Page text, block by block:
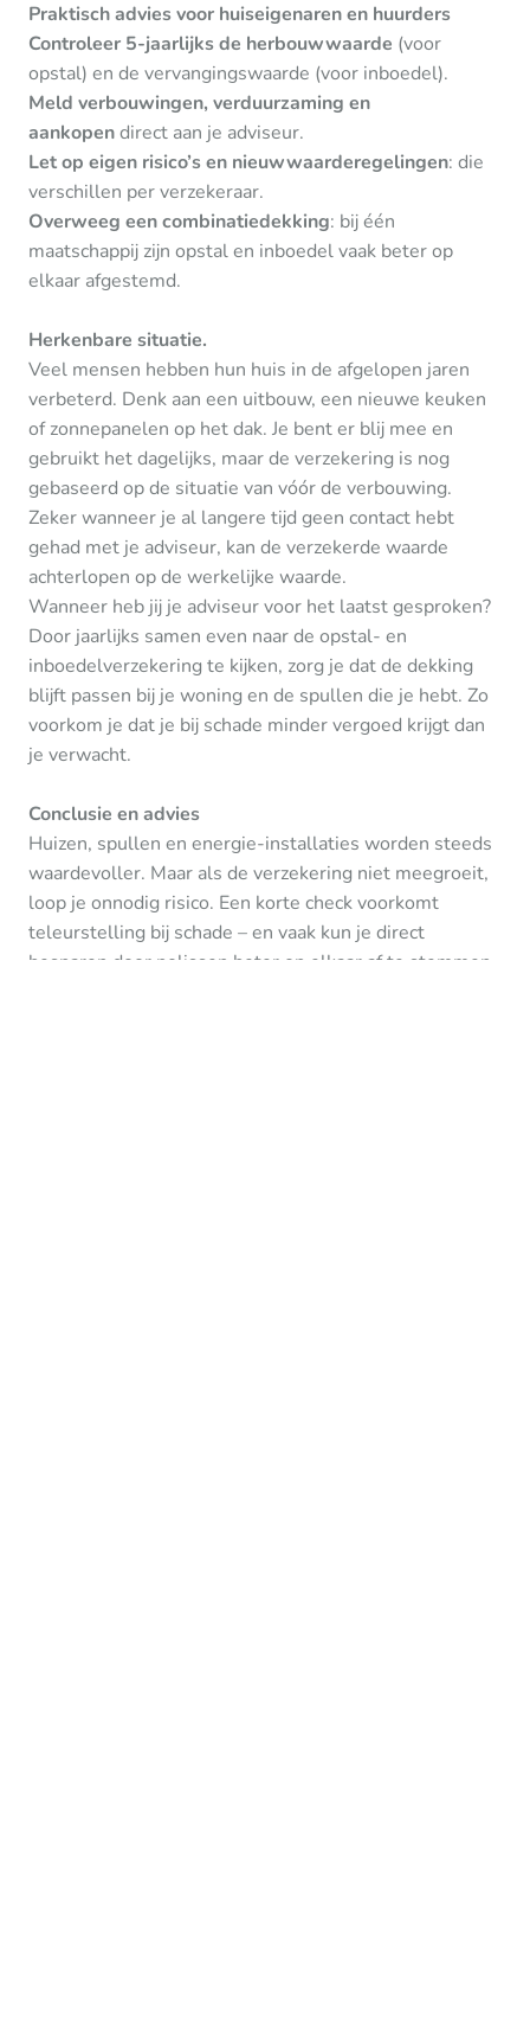
Praktisch advies voor huiseigenaren en huurders
Controleer 5-jaarlijks de herbouwwaarde (voor
opstal) en de vervangingswaarde (voor inboedel).
Meld verbouwingen, verduurzaming en
aankopendirect aan je adviseur.
Let op eigen risico’s en nieuwwaarderegelingen: die
verschillen per verzekeraar.
Overweeg een combinatiedekking: bij één
maatschappij zijn opstal en inboedel vaak beter op
elkaar afgestemd.
Herkenbare situatie.
Veel mensen hebben hun huis in de afgelopen jaren
verbeterd. Denk aan een uitbouw, een nieuwe keuken
of zonnepanelen op het dak. Je bent er blij mee en
gebruikt het dagelijks, maar de verzekering is nog
gebaseerd op de situatie van vóór de verbouwing.
Zeker wanneer je al langere tijd geen contact hebt
gehad met je adviseur, kan de verzekerde waarde
achterlopen op de werkelijke waarde.
Wanneer heb jij je adviseur voor het laatst gesproken?
Door jaarlijks samen even naar de opstal- en
inboedelverzekering te kijken, zorg je dat de dekking
blijft passen bij je woning en de spullen die je hebt. Zo
voorkom je dat je bij schade minder vergoed krijgt dan
je verwacht.
Conclusie en advies
Huizen, spullen en energie-installaties worden steeds
waardevoller. Maar als de verzekering niet meegroeit,
loop je onnodig risico. Een korte check voorkomt
teleurstelling bij schade – en vaak kun je direct
besparen door polissen beter op elkaar af te stemmen.